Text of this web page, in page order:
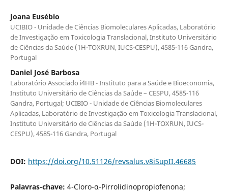
Joana Eusébio
UCIBIO - Unidade de Ciências Biomoleculares Aplicadas, Laboratório
de Investigação em Toxicologia Translacional, Instituto Universitário
de Ciências da Saúde (1H-TOXRUN, IUCS-CESPU), 4585-116 Gandra,
Portugal
Daniel José Barbosa
Laboratório Associado i4HB - Instituto para a Saúde e Bioeconomia,
Instituto Universitário de Ciências da Saúde – CESPU, 4585-116
Gandra, Portugal; UCIBIO - Unidade de Ciências Biomoleculares
Aplicadas, Laboratório de Investigação em Toxicologia Translacional,
Instituto Universitário de Ciências da Saúde (1H-TOXRUN, IUCS-
CESPU), 4585-116 Gandra, Portugal
DOI: https://doi.org/10.51126/revsalus.v8iSupII.46685
Palavras-chave: 4-Cloro-α-Pirrolidinopropiofenona;